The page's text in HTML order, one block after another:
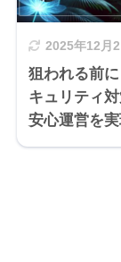
2025年12月2
狙われる前
キュリティ
安心運営を